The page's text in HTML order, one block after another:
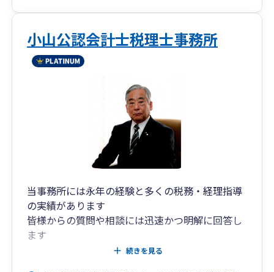
小山公認会計士税理士事務所
当事務所には永年の経験と多くの税務・経理指導
の実績があります
皆様からの質問や相談には迅速かつ明解に回答し
ます
また、数多くの税務調査の立会や税務官署との交
続きを見る